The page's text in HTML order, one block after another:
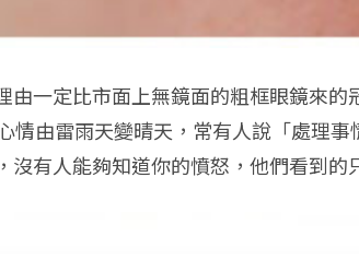
一定比市面上無鏡面的粗框眼鏡來
由雷雨天變晴天，常有人說「處理
有人能夠知道你的憤怒，他們看到的